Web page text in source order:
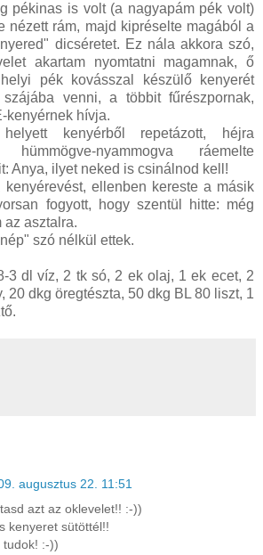
pékinas is volt (a nagyapám pék volt)
nézett rám, majd kipréselte magából a
dicséretet. Ez nála akkora szó,
akartam nyomtatni magamnak, ő
pék kovásszal készülő kenyerét
venni, a többit fűrészpornak,
kenyérnek hívja.
kenyérből repetázott, héjra
nyammogva ráemelte
Anya, ilyet neked is csinálnod kell!
kenyérevést, ellenben kereste a másik
fogyott, hogy szentül hitte: még
az asztalra.
szó nélkül ettek.
3 dl víz, 2 tk só, 2 ek olaj, 1 ek ecet, 2
20 dkg öregtészta, 50 dkg BL 80 liszt, 1
augusztus 22. 11:51
azt az oklevelet!! :-))
kenyeret sütöttél!!
tudok! :-))